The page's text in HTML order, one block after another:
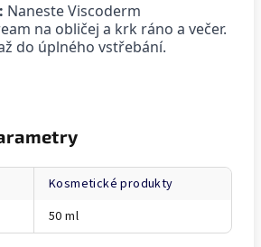
Naneste Viscoderm
na obličej a krk ráno a večer.
do úplného vstřebání.
Kosmetické produkty
50 ml